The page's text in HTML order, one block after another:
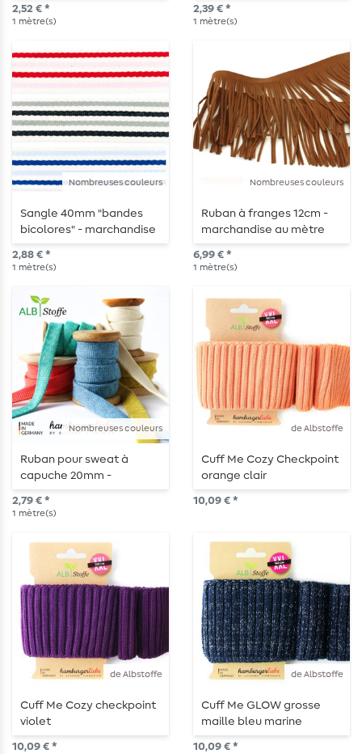
2,52 € *
1 mètre(s)
2,39 € *
1 mètre(s)
Nombreuses couleurs
Sangle 40mm "bandes
bicolores" - marchandise
au mètre
2,88 € *
1 mètre(s)
Nombreuses couleurs
Ruban à franges 12cm -
marchandise au mètre
6,99 € *
1 mètre(s)
Nombreuses couleurs
Ruban pour sweat à
capuche 20mm -
Albstoffe Cord ME - tissu
au mètre
2,79 € *
1 mètre(s)
de Albstoffe
Cuff Me Cozy Checkpoint
orange clair
10,09 € *
de Albstoffe
Cuff Me Cozy checkpoint
violet
10,09 € *
de Albstoffe
Cuff Me GLOW grosse
maille bleu marine
10,09 € *